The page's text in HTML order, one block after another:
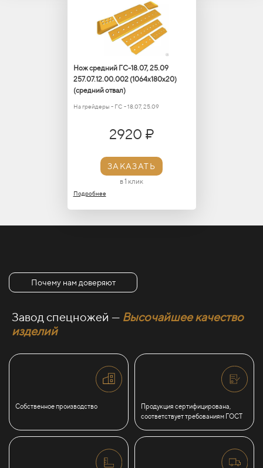
Нож средний ГС-18.07, 25.09
257.07.12.00.002 (1064х180х20)
(средний отвал)
На грейдеры - ГС - 18.07, 25.09
2920 ₽
ЗАКАЗАТЬ
в 1 клик
Подробнее
Почему нам доверяют
Завод спецножей — Высочайшее качество
изделий
Собственное производство
Продукция сертифицирована,
соответствует требованиям ГОСТ